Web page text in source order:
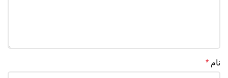
نام *